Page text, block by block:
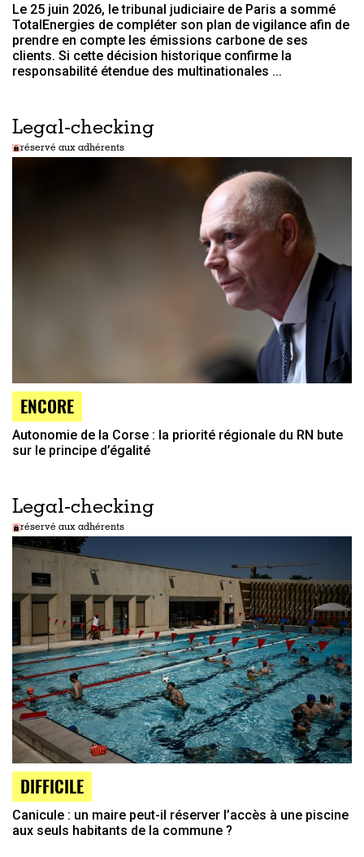
Le 25 juin 2026, le tribunal judiciaire de Paris a sommé
TotalEnergies de compléter son plan de vigilance afin de
prendre en compte les émissions carbone de ses
clients. Si cette décision historique confirme la
responsabilité étendue des multinationales ...
Legal-checking
réservé aux adhérents
ENCORE
Autonomie de la Corse : la priorité régionale du RN bute
sur le principe d’égalité
Legal-checking
réservé aux adhérents
DIFFICILE
Canicule : un maire peut-il réserver l’accès à une piscine
aux seuls habitants de la commune ?